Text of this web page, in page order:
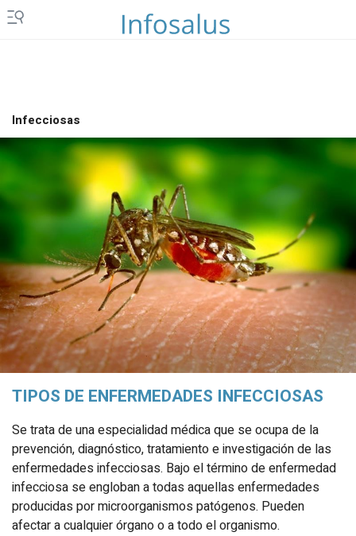
Infecciosas
TIPOS DE ENFERMEDADES INFECCIOSAS
Se trata de una especialidad médica que se ocupa de la
prevención, diagnóstico, tratamiento e investigación de las
enfermedades infecciosas. Bajo el término de enfermedad
infecciosa se engloban a todas aquellas enfermedades
producidas por microorganismos patógenos. Pueden
afectar a cualquier órgano o a todo el organismo.